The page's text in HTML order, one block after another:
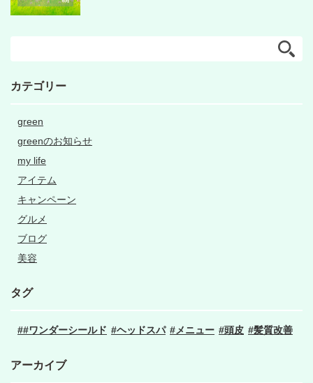
カテゴリー
green
greenのお知らせ
my life
アイテム
キャンペーン
グルメ
ブログ
美容
タグ
#ワンダーシールド ヘッドスパ メニュー 頭皮 髪質改善
アーカイブ